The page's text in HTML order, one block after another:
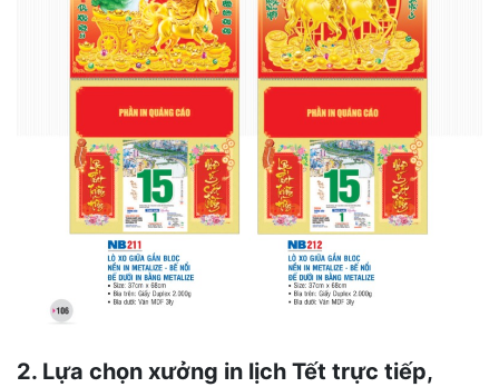
2. Lựa chọn xưởng in lịch Tết trực tiếp,